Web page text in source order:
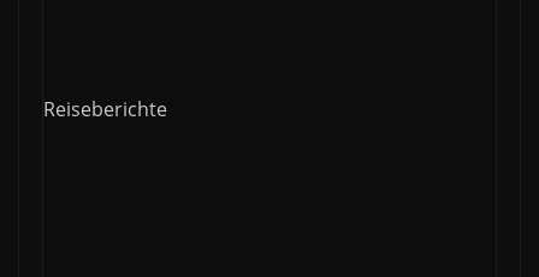
Reiseberichte